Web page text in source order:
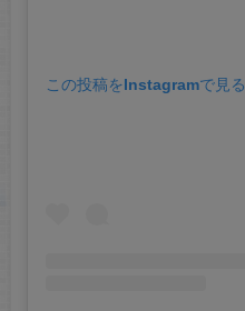
この投稿をInstagramで見る